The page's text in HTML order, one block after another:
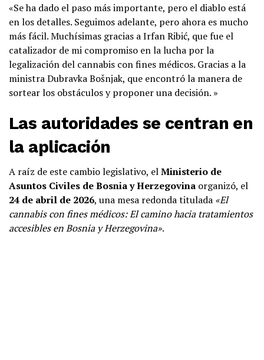
«Se ha dado el paso más importante, pero el diablo está
en los detalles. Seguimos adelante, pero ahora es mucho
más fácil. Muchísimas gracias a Irfan Ribić, que fue el
catalizador de mi compromiso en la lucha por la
legalización del cannabis con fines médicos. Gracias a la
ministra Dubravka Bošnjak, que encontró la manera de
sortear los obstáculos y proponer una decisión. »
Las autoridades se centran en
la aplicación
A raíz de este cambio legislativo, elMinisterio de
Asuntos Civiles de Bosnia y Herzegovina organizó, el
24 de abril de 2026, una mesa redonda titulada «El
cannabis con fines médicos: El camino hacia tratamientos
accesibles en Bosnia y Herzegovina».